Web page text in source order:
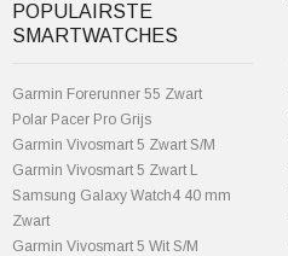
POPULAIRSTE
SMARTWATCHES
Garmin Forerunner 55 Zwart
Polar Pacer Pro Grijs
Garmin Vivosmart 5 Zwart S/M
Garmin Vivosmart 5 Zwart L
Samsung Galaxy Watch4 40 mm
Zwart
Garmin Vivosmart 5 Wit S/M